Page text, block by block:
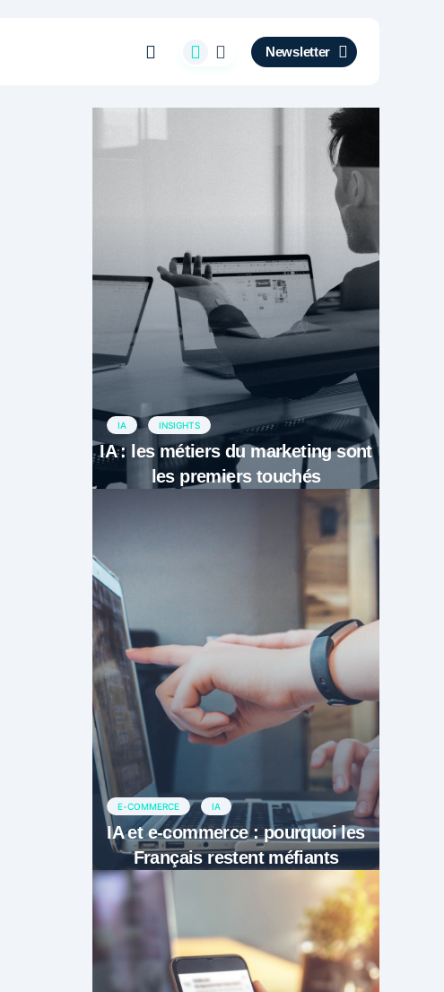
Newsletter
IA INSIGHTS
IA : les métiers du marketing sont
les premiers touchés
E-COMMERCE IA
IA et e-commerce : pourquoi les
Français restent méfiants